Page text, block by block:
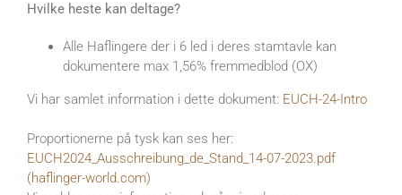
Hvilke heste kan deltage?
Alle Haflingere der i 6 led i deres stamtavle kan
dokumentere max 1,56% fremmedblod (OX)
Vi har samlet information i dette dokument: EUCH-24-Intro
Proportionerne på tysk kan ses her:
EUCH2024_Ausschreibung_de_Stand_14-07-2023.pdf
(haflinger-world.com)